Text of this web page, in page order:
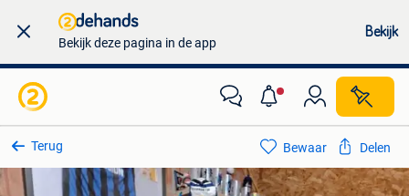
Bekijk deze pagina in de app
Bekijk
Terug Bewaar Delen